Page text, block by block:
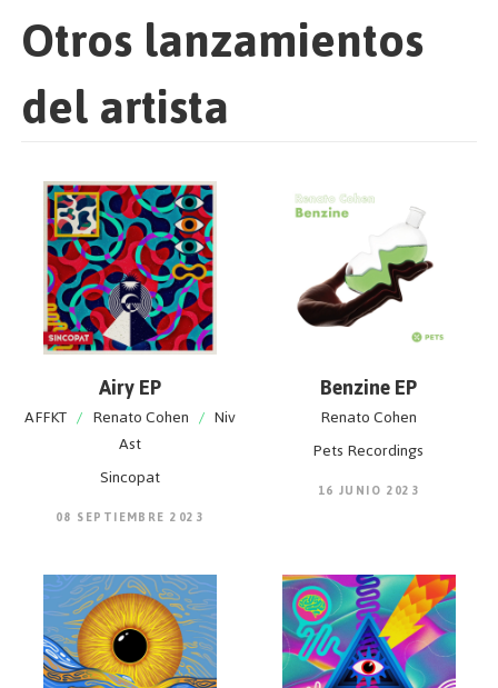
Otros lanzamientos
del artista
Airy EP
AFFKT / Renato Cohen / Niv
Ast
Sincopat
08 SEPTIEMBRE 2023
Benzine EP
Renato Cohen
Pets Recordings
16 JUNIO 2023